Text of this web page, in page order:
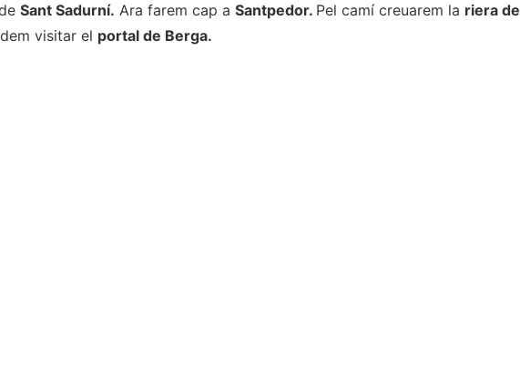
Sant Sadurní. Ara farem cap a Santpedor. Pel camí creuarem la riera de
visitar el portal de Berga.